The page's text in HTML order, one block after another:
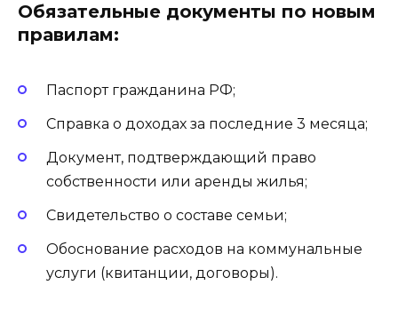
Обязательные документы по новым
правилам:
Паспорт гражданина РФ;
Справка о доходах за последние 3 месяца;
Документ, подтверждающий право
собственности или аренды жилья;
Свидетельство о составе семьи;
Обоснование расходов на коммунальные
услуги (квитанции, договоры).